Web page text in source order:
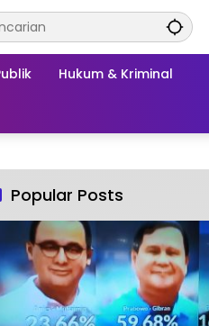
Hukum & Kriminal
Popular Posts